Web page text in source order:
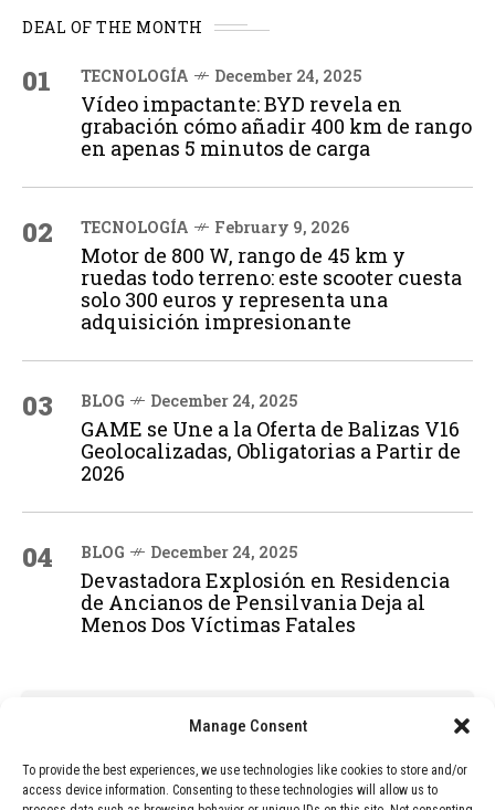
Manage Consent
To provide the best experiences, we use technologies like cookies to store and/or
access device information. Consenting to these technologies will allow us to
DEAL OF THE MONTH
01 TECNOLOGÍA December 24, 2025
Vídeo impactante: BYD revela en
grabación cómo añadir 400 km de rango
en apenas 5 minutos de carga
02 TECNOLOGÍA February 9, 2026
Motor de 800 W, rango de 45 km y
ruedas todo terreno: este scooter cuesta
solo 300 euros y representa una
adquisición impresionante
03 BLOG December 24, 2025
GAME se Une a la Oferta de Balizas V16
Geolocalizadas, Obligatorias a Partir de
2026
04 BLOG December 24, 2025
Devastadora Explosión en Residencia
de Ancianos de Pensilvania Deja al
Menos Dos Víctimas Fatales